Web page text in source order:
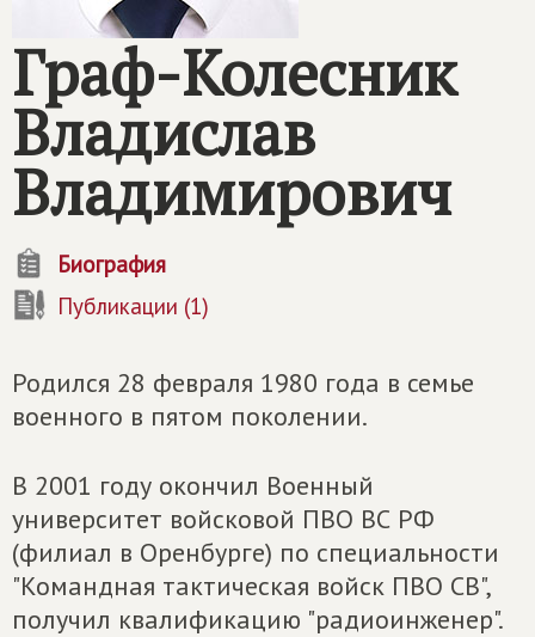
Граф-Колесник
Владислав
Владимирович
Биография
Публикации (1)
Родился 28 февраля 1980 года в семье
военного в пятом поколении.
В 2001 году окончил Военный
университет войсковой ПВО ВС РФ
(филиал в Оренбурге) по специальности
"Командная тактическая войск ПВО СВ",
получил квалификацию "радиоинженер".